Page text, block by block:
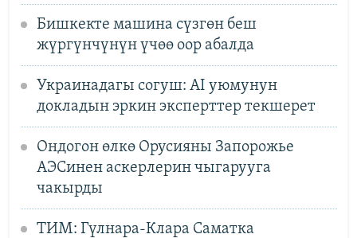
Бишкекте машина сүзгөн беш
жүргүнчүнүн үчөө оор абалда
Украинадагы согуш: AI уюмунун
докладын эркин эксперттер текшерет
Ондогон өлкө Орусияны Запорожье
АЭСинен аскерлерин чыгарууга
чакырды
ТИМ: Гүлнара-Клара Саматка